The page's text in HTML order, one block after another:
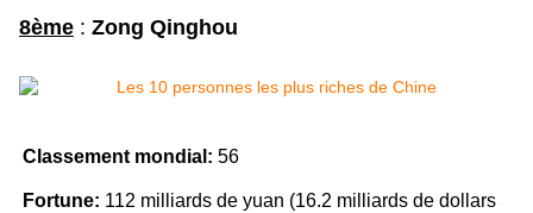
8ème : Zong Qinghou
Classement mondial: 56
Fortune: 112 milliards de yuan (16.2 milliards de dollars